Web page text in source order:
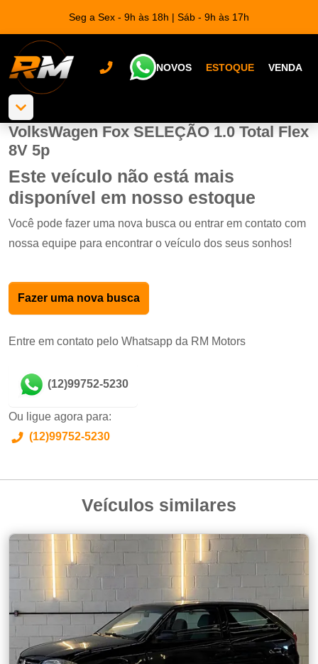
Seg a Sex - 9h às 18h | Sáb - 9h às 17h
NOVOS ESTOQUE VENDA
VolksWagen Fox SELEÇÃO 1.0 Total Flex
8V 5p
Este veículo não está mais
disponível em nosso estoque
Você pode fazer uma nova busca ou entrar em contato com
nossa equipe para encontrar o veículo dos seus sonhos!
Fazer uma nova busca
Entre em contato pelo Whatsapp da RM Motors
(12)99752-5230
Ou ligue agora para:
(12)99752-5230
Veículos similares